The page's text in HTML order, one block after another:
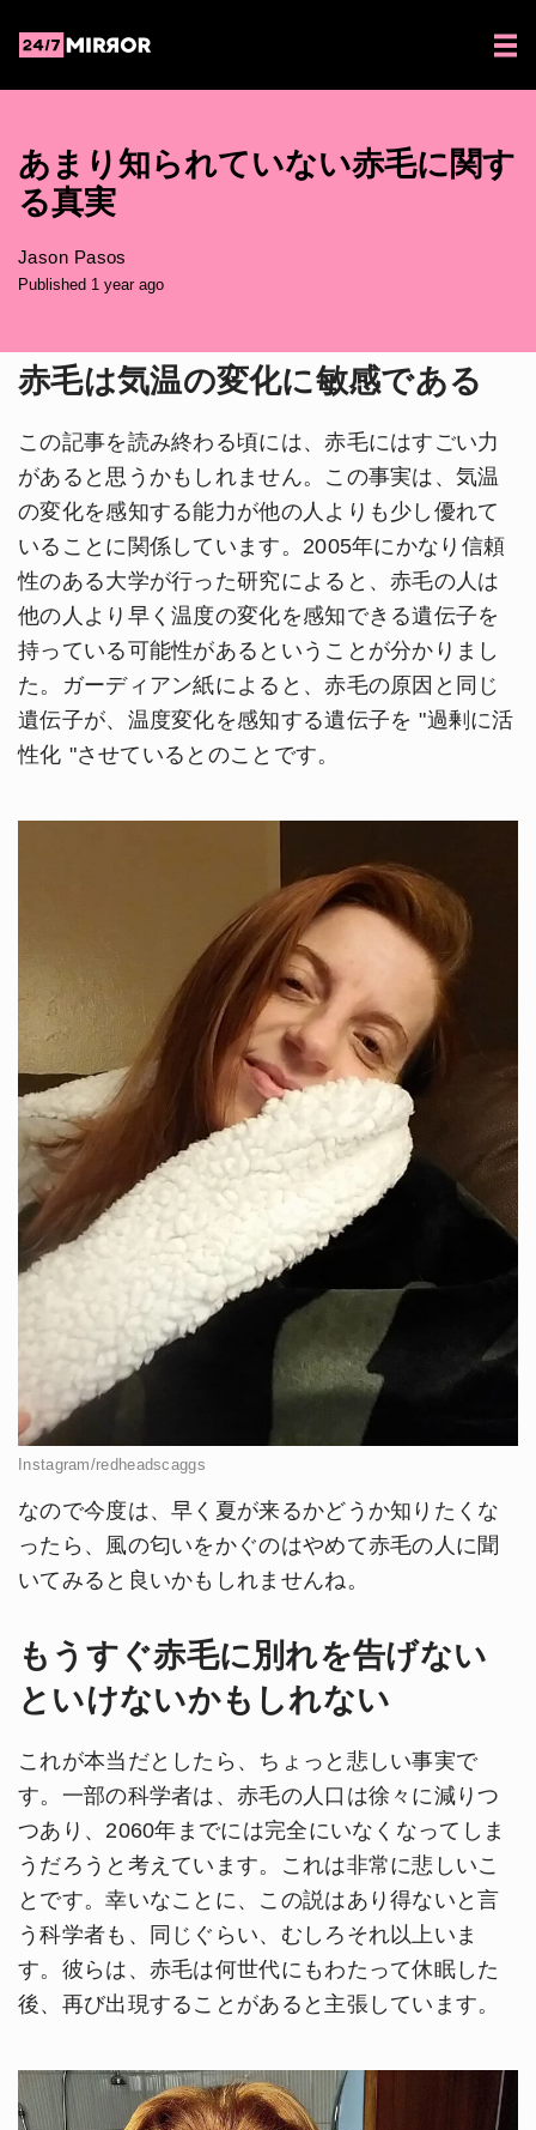
あまり知られていない赤毛に関す
る真実
Jason Pasos
Published 1 year ago
赤毛は気温の変化に敏感である
この記事を読み終わる頃には、赤毛にはすごい力
があると思うかもしれません。この事実は、気温
の変化を感知する能力が他の人よりも少し優れて
いることに関係しています。2005年にかなり信頼
性のある大学が行った研究によると、赤毛の人は
他の人より早く温度の変化を感知できる遺伝子を
持っている可能性があるということが分かりまし
た。ガーディアン紙によると、赤毛の原因と同じ
遺伝子が、温度変化を感知する遺伝子を "過剰に活
性化 "させているとのことです。
Instagram/redheadscaggs
なので今度は、早く夏が来るかどうか知りたくな
ったら、風の匂いをかぐのはやめて赤毛の人に聞
いてみると良いかもしれませんね。
もうすぐ赤毛に別れを告げない
といけないかもしれない
これが本当だとしたら、ちょっと悲しい事実で
す。一部の科学者は、赤毛の人口は徐々に減りつ
つあり、2060年までには完全にいなくなってしま
うだろうと考えています。これは非常に悲しいこ
とです。幸いなことに、この説はあり得ないと言
う科学者も、同じぐらい、むしろそれ以上いま
す。彼らは、赤毛は何世代にもわたって休眠した
後、再び出現することがあると主張しています。